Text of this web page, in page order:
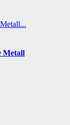
Metall